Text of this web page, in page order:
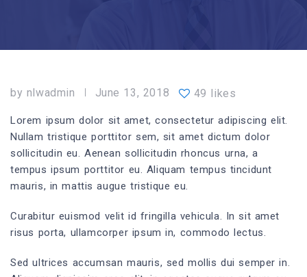
by nlwadmin June 13, 2018 49 likes
Lorem ipsum dolor sit amet, consectetur adipiscing elit.
Nullam tristique porttitor sem, sit amet dictum dolor
sollicitudin eu. Aenean sollicitudin rhoncus urna, a
tempus ipsum porttitor eu. Aliquam tempus tincidunt
mauris, in mattis augue tristique eu.
Curabitur euismod velit id fringilla vehicula. In sit amet
risus porta, ullamcorper ipsum in, commodo lectus.
Sed ultrices accumsan mauris, sed mollis dui semper in.